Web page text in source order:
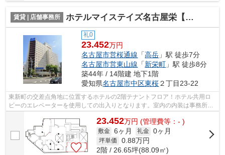
賃貸 | 店舗事務所 ホテルマイステイズ名古屋栄【 店舗系おすすめ 】
礼0
23.452万円
名古屋市営桜通線 「高岳 」駅 徒歩7分
名古屋市営東山線 「新栄町 」駅 徒歩8分
築44年 / 14階建 地下1階
愛知県名古屋市中区東桜２丁目23-22
東新町の交差点角地に位置するホテルの2階テナントフロア！ホテル共用ロ
ビーのエレベーターを使用しての出入りとなります。室内の内装は事務所仕
23.452万円 (管理費等：- )
敷金 6ヶ月 礼金 0ヶ月
坪単価 0.88万円
2階 / 26.65坪(88.09㎡)